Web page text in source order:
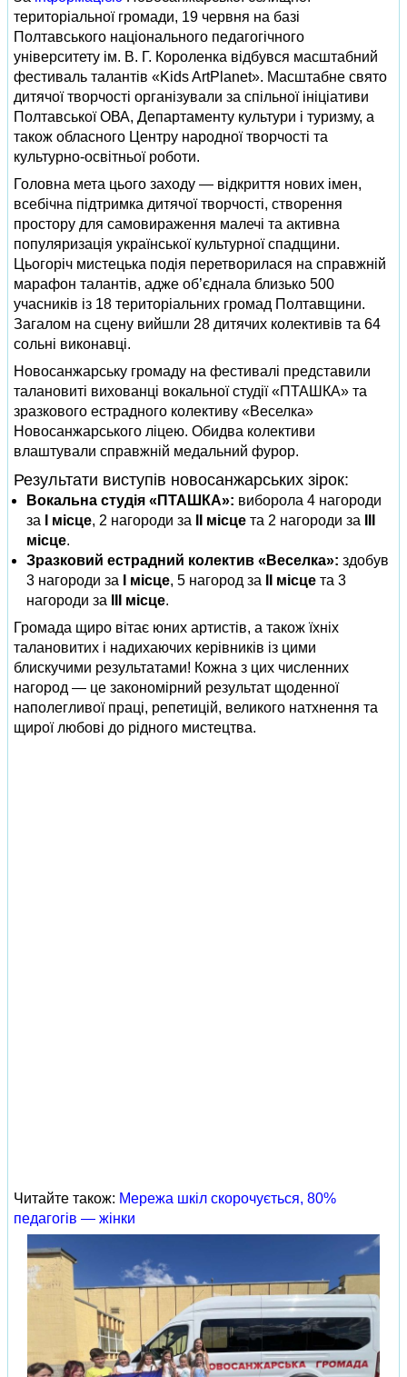
територіальної громади, 19 червня на базі
Полтавського національного педагогічного
університету ім. В. Г. Короленка відбувся масштабний
фестиваль талантів «Kids ArtPlanet». Масштабне свято
дитячої творчості організували за спільної ініціативи
Полтавської ОВА, Департаменту культури і туризму, а
також обласного Центру народної творчості та
культурно-освітньої роботи.
Головна мета цього заходу — відкриття нових імен,
всебічна підтримка дитячої творчості, створення
простору для самовираження малечі та активна
популяризація української культурної спадщини.
Цьогоріч мистецька подія перетворилася на справжній
марафон талантів, адже об’єднала близько 500
учасників із 18 територіальних громад Полтавщини.
Загалом на сцену вийшли 28 дитячих колективів та 64
сольні виконавці.
Новосанжарську громаду на фестивалі представили
талановиті вихованці вокальної студії «ПТАШКА» та
зразкового естрадного колективу «Веселка»
Новосанжарського ліцею. Обидва колективи
влаштували справжній медальний фурор.
Результати виступів новосанжарських зірок:
Вокальна студія «ПТАШКА»: виборола 4 нагороди
за
І місце, 2 нагороди за ІІ місце та 2 нагороди за
місце.
Зразковий естрадний колектив «Веселка»: здобув
3 нагороди за
І місце, 5 нагород за ІІ місце та 3
нагороди за
ІІІ місце.
Громада щиро вітає юних артистів, а також їхніх
талановитих і надихаючих керівників із цими
блискучими результатами! Кожна з цих численних
нагород — це закономірний результат щоденної
наполегливої праці, репетицій, великого натхнення та
щирої любові до рідного мистецтва.
Читайте також: Мережа шкіл скорочується, 80%
педагогів — жінки